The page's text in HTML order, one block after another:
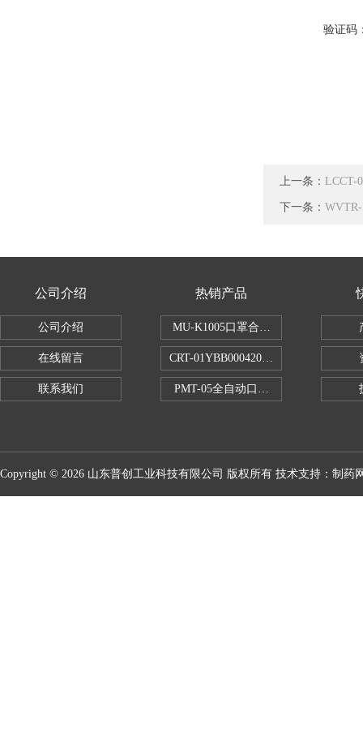
验证码
上一条： LCCT-
下一条：
公司介绍
公司介绍
在线留言
联系我们
热销产品
MU-K1005口罩合成血液穿透试验仪
CRT-01YBB00042005数显式安瓿瓶圆
PMT-05全自动口红折断力测试仪
Copyright © 2026 山东普创工业科技有限公司 版权所有 技术支持： 制药